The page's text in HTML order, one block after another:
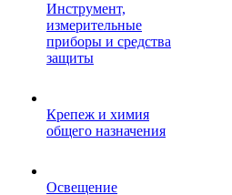
Инструмент,
измерительные
приборы и средства
защиты
Крепеж и химия
общего назначения
Освещение